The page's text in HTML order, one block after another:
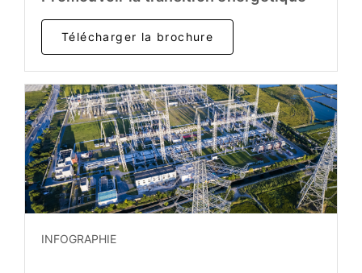
Télécharger la brochure
INFOGRAPHIE